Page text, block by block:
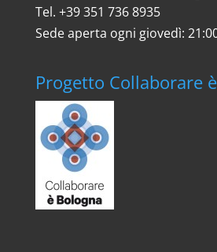
Tel. ‎+39 351 736 8935
Sede aperta ogni giovedì:
Progetto Collaborare